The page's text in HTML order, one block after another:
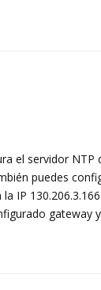
el servidor NTP
puedes
IP
gateway